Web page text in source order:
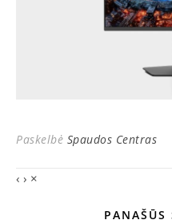
Paskelbė Spaudos Centras
‹ › ×
PANAŠŪS